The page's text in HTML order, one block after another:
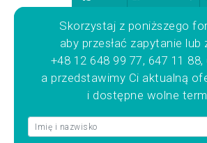
Skorzystaj z poniższego
aby przesłać zapytanie lub
+48 12 648 99 77, 647 11 88,
a przedstawimy Ci aktualną
i dostępne wolne